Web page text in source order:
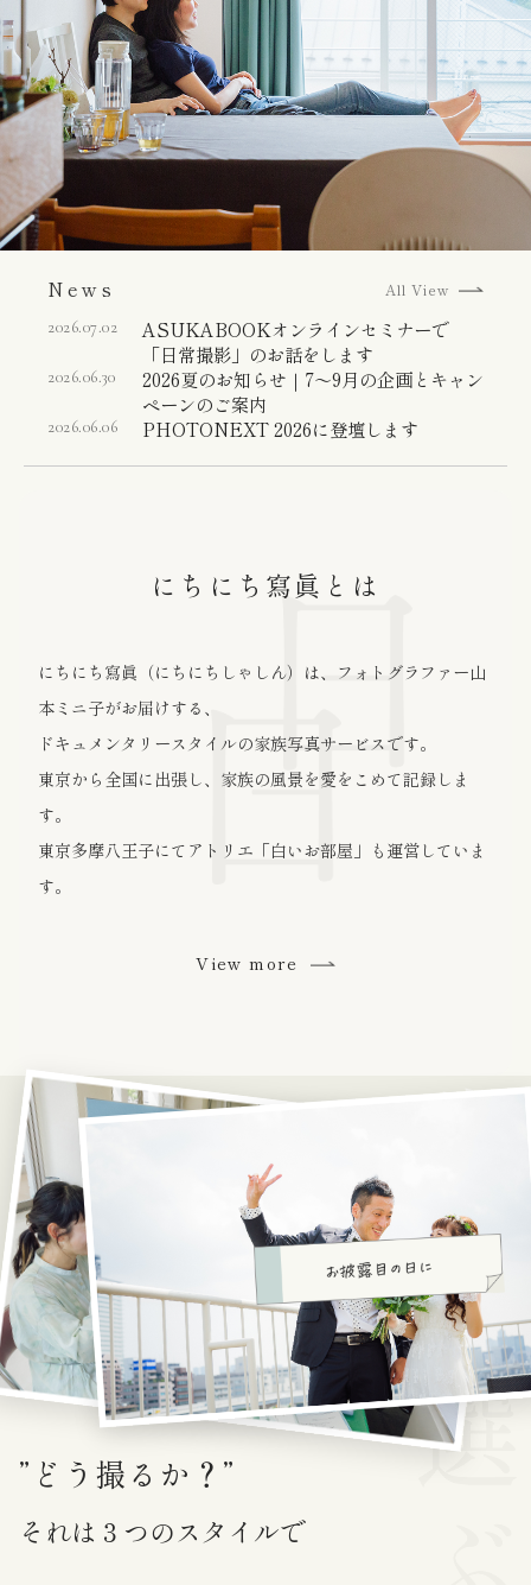
News
2026.07.02
ASUKABOOKオンラインセミナーで
「日常撮影」のお話をします
2026.06.30
2026夏のお知らせ｜7〜9月の企画とキャン
ペーンのご案内
2026.06.06 PHOTONEXT 2026に登壇します
All View
にちにち寫眞 とは
にちにち寫眞（にちにちしゃしん）は、フォトグラファー山
本ミニ子がお届けする、
ドキュメンタリースタイルの家族写真サービスです。
東京から全国に出張し、家族の風景を愛をこめて記録しま
す。
東京多摩八王子にてアトリエ「白いお部屋」も運営していま
す。
View more
い
つ
撮
る
か
そ
れ
”どう撮るか？”
それは３つのスタイルで